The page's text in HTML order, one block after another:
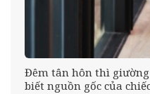
Đêm tân hôn thì
biết nguồn gốc của